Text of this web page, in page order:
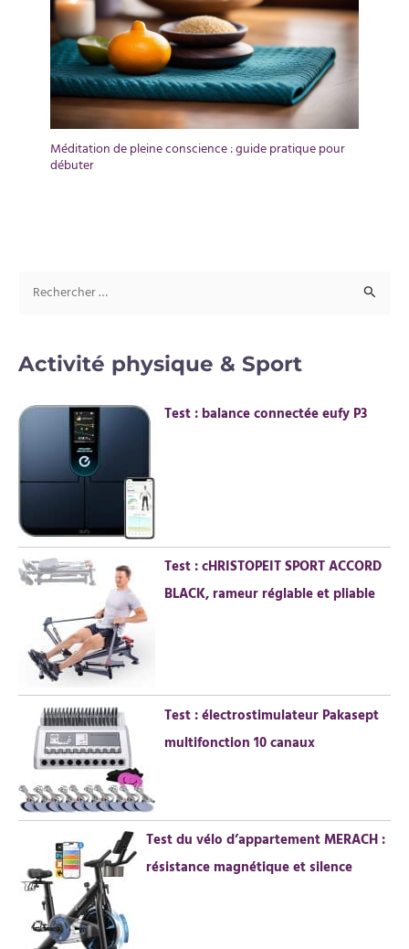
Méditation de pleine conscience : guide pratique pour
débuter
h
r
h
r
:
Activité physique & Sport
Test : balance connectée eufy P3
Test : cHRISTOPEIT SPORT ACCORD
BLACK, rameur réglable et pliable
Test : électrostimulateur Pakasept
multifonction 10 canaux
Test du vélo d’appartement MERACH :
résistance magnétique et silence